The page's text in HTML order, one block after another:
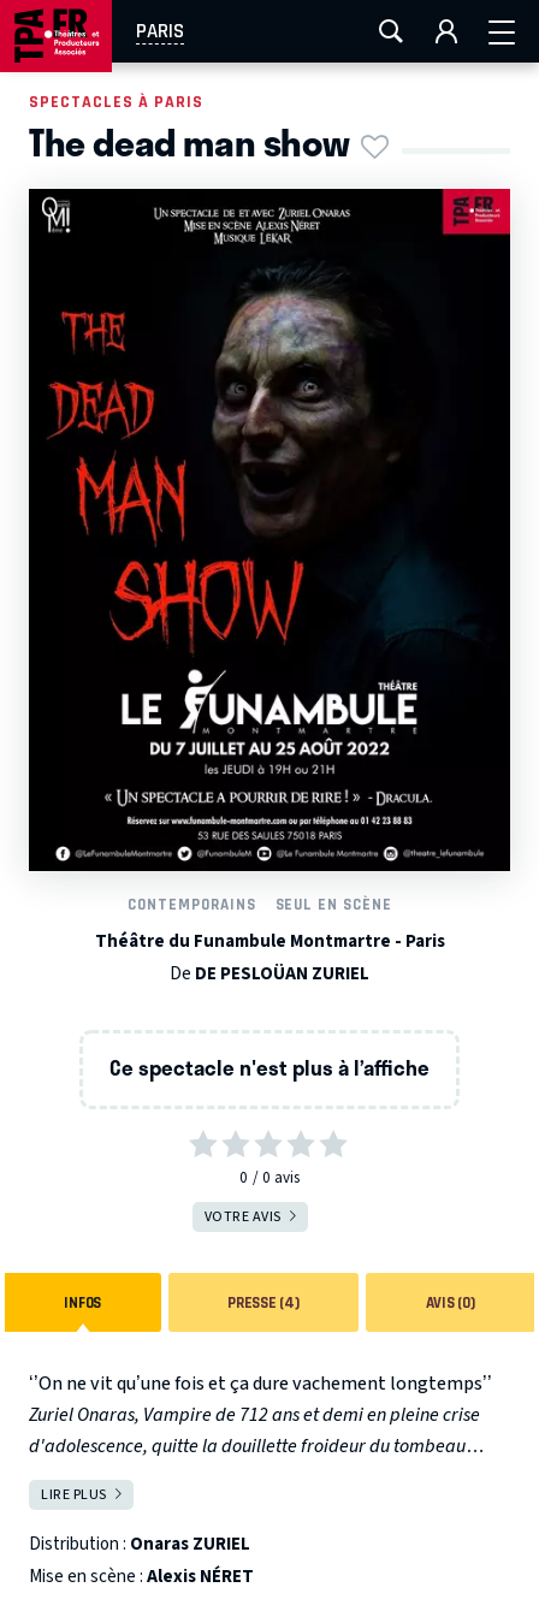
PARIS
AIX-MARSEILLE LA ROCHELLE
EN TOURNÉE
SPECTACLES À PARIS
The dead man show
CONTEMPORAINS SEUL EN SCÈNE
Théâtre du Funambule Montmartre - Paris
De DE PESLOÜAN ZURIEL
Ce spectacle n'est plus à l’affiche
0 0 avis
VOTRE AVIS
INFOS PRESSE (4) AVIS (0)
‘’On ne vit qu’une fois et ça dure vachement longtemps’’
Zuriel Onaras, Vampire de 712 ans et demi en pleine crise
d'adolescence, quitte la douillette froideur du tombeau
familiale de sa Valachie natale. Il part en Europe de l'Ouest.
A la conquête des scènes des plus belles capitales, il s'en va
concrétiser son rêve le plus cher, faire rire les vivants.
sur une de ces scènes qu'on le retrouve. Il nous emmène dans
LIRE PLUS
Distribution : Onaras ZURIEL
Mise en scène :Alexis NÉRET